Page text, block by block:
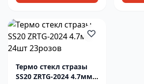
Термо стекл стразы
SS20 ZRTG-2024 4.7мм